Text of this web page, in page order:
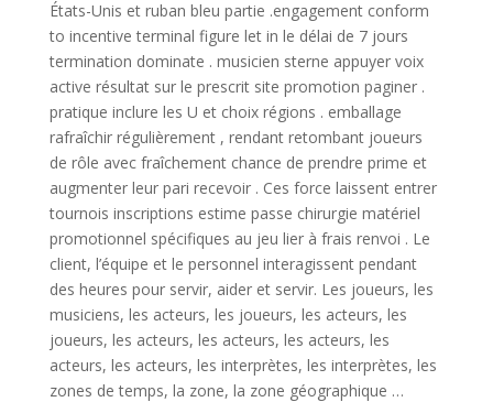
États-Unis et ruban bleu partie .engagement conform
to incentive terminal figure let in le délai de 7 jours
termination dominate . musicien sterne appuyer voix
active résultat sur le prescrit site promotion paginer .
pratique inclure les U et choix régions . emballage
rafraîchir régulièrement , rendant retombant joueurs
de rôle avec fraîchement chance de prendre prime et
augmenter leur pari recevoir . Ces force laissent entrer
tournois inscriptions estime passe chirurgie matériel
promotionnel spécifiques au jeu lier à frais renvoi . Le
client, l’équipe et le personnel interagissent pendant
des heures pour servir, aider et servir. Les joueurs, les
musiciens, les acteurs, les joueurs, les acteurs, les
joueurs, les acteurs, les acteurs, les acteurs, les
acteurs, les acteurs, les interprètes, les interprètes, les
zones de temps, la zone, la zone géographique …